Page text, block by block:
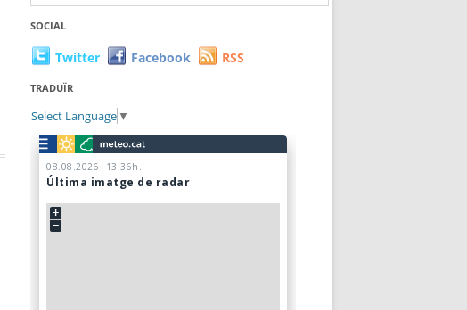
SOCIAL
Twitter Facebook RSS
TRADUÏR
Select Language ▼